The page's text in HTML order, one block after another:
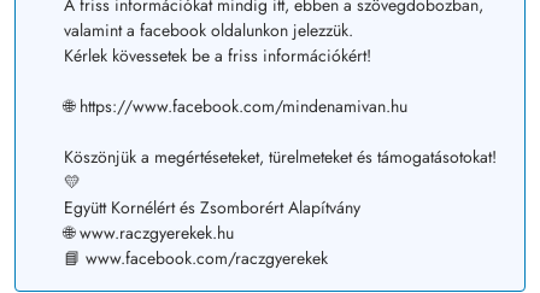
A friss információkat mindig itt, ebben a szövegdobozban,
valamint a facebook oldalunkon jelezzük.
Kérlek kövessetek be a friss információkért!
🌐 https://www.facebook.com/mindenamivan.hu
Köszönjük a megértéseteket, türelmeteket és támogatásotokat!
💛
Együtt Kornélért és Zsomborért Alapítvány
🌐 www.raczgyerekek.hu
📘 www.facebook.com/raczgyerekek